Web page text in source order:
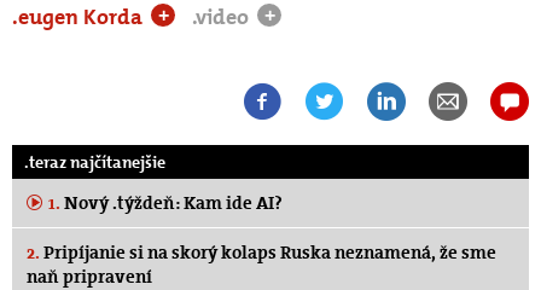
.eugen Korda
+ .video +
.teraz najčítanejšie
1. Nový .týždeň: Kam ide AI?
2. Pripíjanie si na skorý kolaps Ruska neznamená, že sme
naň pripravení